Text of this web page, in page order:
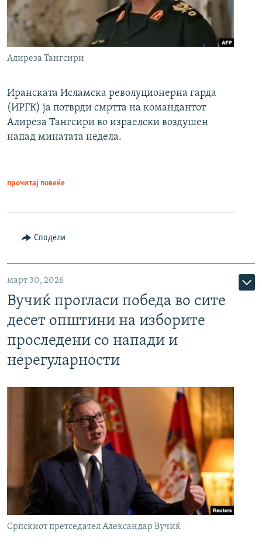
Алиреза Тангсири
Иранската Исламска револуционерна гарда
(ИРГК) ја потврди смртта на командантот
Алиреза Тангсири во израелски воздушен
напад минатата недела.
прочитај повеќе
Сподели
март 30, 2026
Вучиќ прогласи победа во сите
десет општини на изборите
проследени со напади и
нерегуларности
Српскиот претседател Александар Вучиќ